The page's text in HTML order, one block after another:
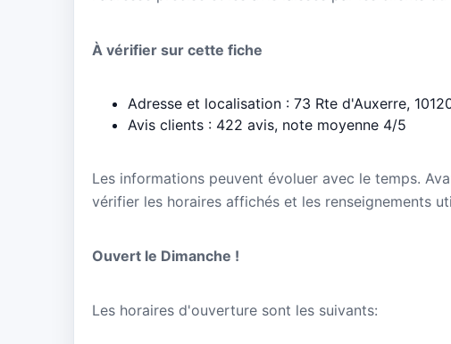
À vérifier sur cette fiche
Adresse et localisation : 73 Rte d'Auxerre,
Avis clients : 422 avis, note moyenne 4/5
Les informations peuvent évoluer avec le temps.
vérifier les horaires affichés et les renseignements
Ouvert le Dimanche !
Les horaires d'ouverture sont les suivants: